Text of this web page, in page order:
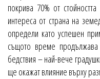
покрива 70% от
интереса от страна на
определи като успешен
същото време продължава
бедствия – най-вече
ще окажат влияние върху